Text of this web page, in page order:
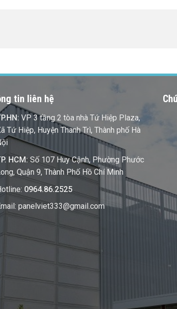
tin liên hệ
VP 3 tầng 2 tòa nhà Tứ Hiệp Plaza,
Tứ Hiệp, Huyện Thanh Trì, Thành phố Hà
HCM: Số 107 Huy Cậnh, Phường Phước
Quận 9, Thành Phố Hồ Chí Minh
0964.86.2525
panelviet333@gmail.com